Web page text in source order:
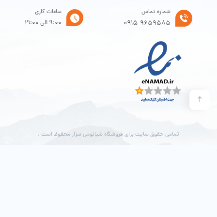
شماره تماس
0915 9659585
ساعات کاری
9:00 الی 21:00
تمامی حقوق سایت برای فروشگاه شیائومی سزار محفوظ است .